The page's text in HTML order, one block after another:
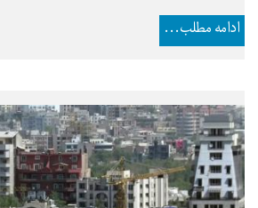
ادامه مطلب...